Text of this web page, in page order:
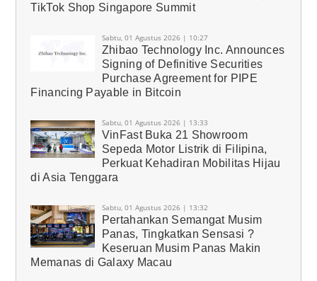
TikTok Shop Singapore Summit
Sabtu, 01 Agustus 2026 | 10:27
Zhibao Technology Inc. Announces
Signing of Definitive Securities
Purchase Agreement for PIPE
Financing Payable in Bitcoin
Sabtu, 01 Agustus 2026 | 13:33
VinFast Buka 21 Showroom
Sepeda Motor Listrik di Filipina,
Perkuat Kehadiran Mobilitas Hijau
di Asia Tenggara
Sabtu, 01 Agustus 2026 | 13:32
Pertahankan Semangat Musim
Panas, Tingkatkan Sensasi ?
Keseruan Musim Panas Makin
Memanas di Galaxy Macau